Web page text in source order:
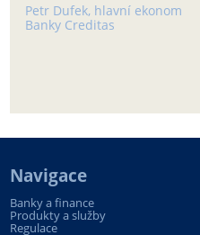
Petr Dufek, hlavní ekonom
Banky Creditas
Navigace
Banky a finance
Produkty a služby
Regulace